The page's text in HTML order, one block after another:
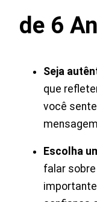
de 6
Seja
que
você
Escolha
falar